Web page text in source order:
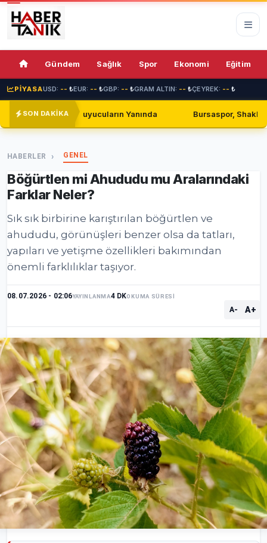
Gündem Sağlık Spor Ekonomi Eğitim
PİYASAUSD: -- ₺EUR: -- ₺GBP: -- ₺GRAM ALTIN: -- ₺ÇEYREK: -- ₺
SON DAKİKA
Yanında Bursaspor, Shakhtar Donetsk ile Golsüz
69%
HABERLER GENEL
Böğürtlen mi Ahududu mu Aralarındaki
Farklar Neler?
Sık sık birbirine karıştırılan böğürtlen ve
ahududu, görünüşleri benzer olsa da tatları,
yapıları ve yetişme özellikleri bakımından
önemli farklılıklar taşıyor.
08.07.2026 - 02:06YAYINLANMA4 DKOKUMA SÜRESİ
A- A+